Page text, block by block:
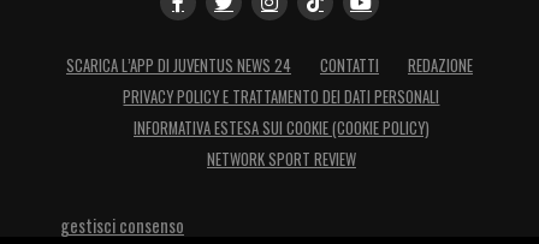
SCARICA L’APP DI JUVENTUS NEWS 24 CONTATTI
REDAZIONE
PRIVACY POLICY E TRATTAMENTO DEI DATI PERSONALI
INFORMATIVA ESTESA SUI COOKIE (COOKIE POLICY)
NETWORK SPORT REVIEW
gestisci consenso